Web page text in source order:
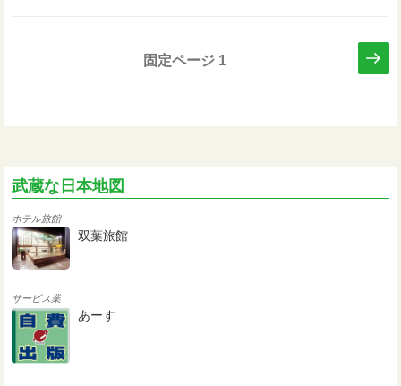
ー
シ
ョ
ン
固定ページ 1
次
の
武蔵な日本地図
ホテル旅館
双葉旅館
サービス業
あーす